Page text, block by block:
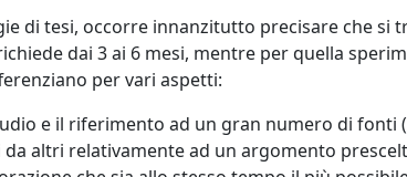
di tesi, occorre innanzitutto precisare che si
dai 3 ai 6 mesi, mentre per quella
per vari aspetti:
e il riferimento ad un gran numero di fonti
altri relativamente ad un argomento